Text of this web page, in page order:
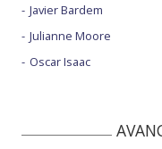
Javier Bardem
Julianne Moore
Oscar Isaac